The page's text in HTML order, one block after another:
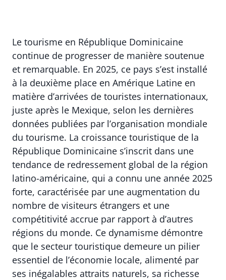
Le tourisme en République Dominicaine
continue de progresser de manière soutenue
et remarquable. En 2025, ce pays s’est installé
à la deuxième place en Amérique Latine en
matière d’arrivées de touristes internationaux,
juste après le Mexique, selon les dernières
données publiées par l’organisation mondiale
du tourisme. La croissance touristique de la
République Dominicaine s’inscrit dans une
tendance de redressement global de la région
latino-américaine, qui a connu une année 2025
forte, caractérisée par une augmentation du
nombre de visiteurs étrangers et une
compétitivité accrue par rapport à d’autres
régions du monde. Ce dynamisme démontre
que le secteur touristique demeure un pilier
essentiel de l’économie locale, alimenté par
ses inégalables attraits naturels, sa richesse